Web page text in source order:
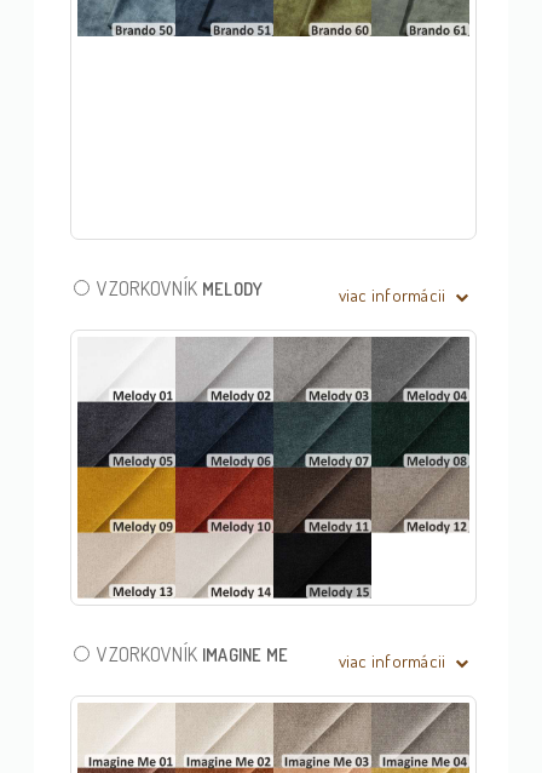
VZORKOVNÍK MELODY viac informácii
VZORKOVNÍK IMAGINE ME viac informácii